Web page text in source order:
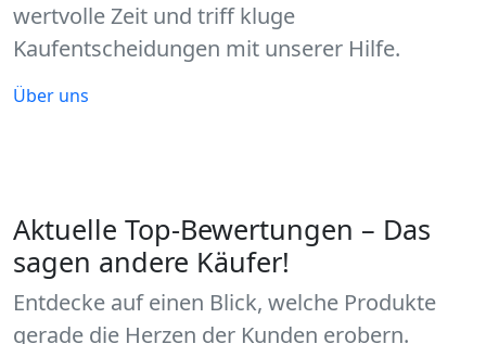
wertvolle Zeit und triff kluge
Kaufentscheidungen mit unserer Hilfe.
Über uns
Aktuelle Top-Bewertungen – Das
sagen andere Käufer!
Entdecke auf einen Blick, welche Produkte
gerade die Herzen der Kunden erobern.